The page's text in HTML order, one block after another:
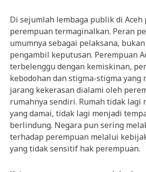
Di sejumlah lembaga publik di Aceh
perempuan termaginalkan. Peran
umumnya sebagai pelaksana,
pengambil keputusan. Perempuan
terbelenggu dengan kemiskinan,
kebodohan dan stigma-stigma yang
jarang kekerasan dialami oleh
rumahnya sendiri. Rumah tidak lagi
yang damai, tidak lagi menjadi
berlindung. Negara pun sering
terhadap perempuan melalui
yang tidak sensitif hak perempuan.